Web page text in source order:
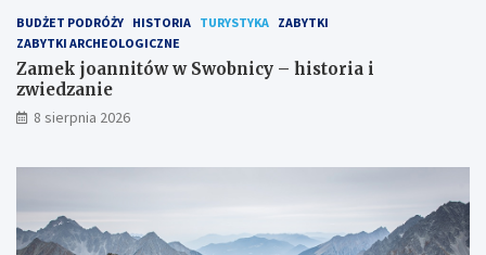
BUDŻET PODRÓŻY HISTORIA TURYSTYKA ZABYTKI
ZABYTKI ARCHEOLOGICZNE
Zamek joannitów w Swobnicy – historia i
zwiedzanie
8 sierpnia 2026